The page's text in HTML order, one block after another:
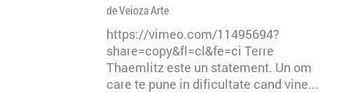
de Veioza Arte
https://vimeo.com/11495694?
share=copy&fl=cl&fe=ci Terre
Thaemlitz este un statement. Un om
care te pune in dificultate cand vine...